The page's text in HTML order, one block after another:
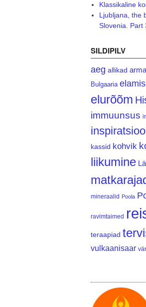
Klassikaline
Ljubljana, the
Slovenia. Part
SILDIPILV
aeg allikad
Bulgaaria
elurõõm
immuunsus
kassid kohvik
liikumine
mineraalid Poola
ravimtaimed
teraapiad
vulkaanisaar